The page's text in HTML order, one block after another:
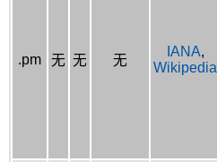
.pm 无 无 无
IANA,
Wikipedia